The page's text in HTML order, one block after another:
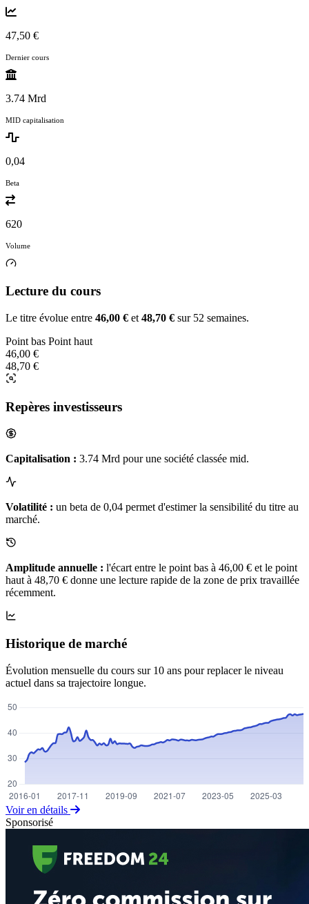
47,50 €
Dernier cours
3.74 Mrd
MID capitalisation
0,04
Beta
620
Volume
Lecture du cours
Le titre évolue entre 46,00 € et 48,70 € sur 52 semaines.
Point bas Point haut
46,00 €
48,70 €
Repères investisseurs
Capitalisation : 3.74 Mrd pour une société classée mid.
Volatilité : un beta de 0,04 permet d'estimer la sensibilité du titre au
marché.
Amplitude annuelle : l'écart entre le point bas à 46,00 € et le point
haut à 48,70 € donne une lecture rapide de la zone de prix travaillée
récemment.
Historique de marché
Évolution mensuelle du cours sur 10 ans pour replacer le niveau
actuel dans sa trajectoire longue.
Voir en détails
Sponsorisé